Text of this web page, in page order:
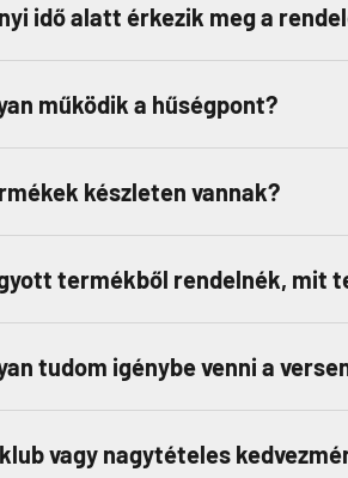
idő alatt érkezik meg a
működik a hűségpont?
készleten vannak?
termékből rendelnék, mit
tudom igénybe venni a
vagy nagytételes